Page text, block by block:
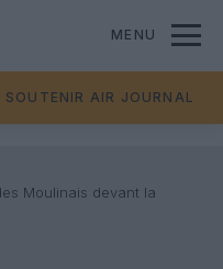
MENU
SOUTENIR AIR JOURNAL
Moulinais devant la